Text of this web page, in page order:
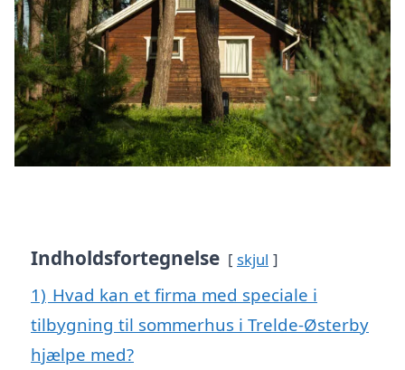
Indholdsfortegnelse skjul
1) Hvad kan et firma med speciale i
tilbygning til sommerhus i Trelde-Østerby
hjælpe med?